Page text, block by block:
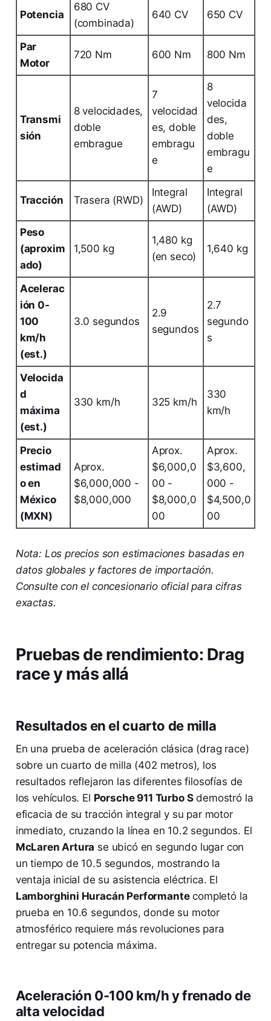
Potencia
680 CV
(combinada)
640 CV 650 CV
Par
Motor
720 Nm 600 Nm 800 Nm
Transmi
sión
8 velocidades,
doble
embrague
7
velocidad
es, doble
embragu
e
8
velocida
des,
doble
embragu
e
Tracción Trasera (RWD)
Integral
(AWD)
Integral
(AWD)
Peso
(aproxim
ado)
1,500 kg
1,480 kg
(en seco)
1,640 kg
Acelerac
ión 0-
100
km/h
(est.)
3.0 segundos
2.9
segundos
2.7
segundo
s
Velocida
d
máxima
(est.)
330 km/h 325 km/h
330
km/h
Precio
estimad
o en
México
(MXN)
Aprox.
$6,000,000 -
$8,000,000
Aprox.
$6,000,0
00 -
$8,000,0
00
Aprox.
$3,600,
000 -
$4,500,0
00
Nota: Los precios son estimaciones basadas en
datos globales y factores de importación.
Consulte con el concesionario oficial para cifras
exactas.
Pruebas de rendimiento: Drag
race y más allá
Resultados en el cuarto de milla
En una prueba de aceleración clásica (drag race)
sobre un cuarto de milla (402 metros), los
resultados reflejaron las diferentes filosofías de
los vehículos. El Porsche 911 Turbo Sdemostró la
eficacia de su tracción integral y su par motor
inmediato, cruzando la línea en 10.2 segundos. El
McLaren Artura se ubicó en segundo lugar con
un tiempo de 10.5 segundos, mostrando la
ventaja inicial de su asistencia eléctrica. El
Lamborghini Huracán Performantecompletó la
prueba en 10.6 segundos, donde su motor
atmosférico requiere más revoluciones para
entregar su potencia máxima.
Aceleración 0-100 km/h y frenado de
alta velocidad